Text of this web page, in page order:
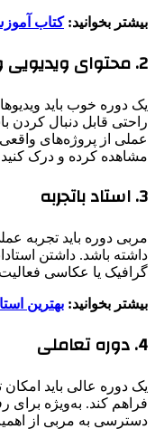
بیشتر بخوانید:کتاب
2. محتوای ویدیویی و مثال‌های عملی
یک دوره خوب باید
راحتی قابل دنبال کردن
عملی از پروژه‌های
مشاهده کرده و درک
3. استاد باتجربه
مربی دوره باید تجربه
داشته باشد. داشتن
گرافیک یا عکاسی
بیشتر بخوانید: بهترین
4. دوره تعاملی
یک دوره عالی باید امکان
فراهم کند. به‌ویژه
دسترسی به مربی از